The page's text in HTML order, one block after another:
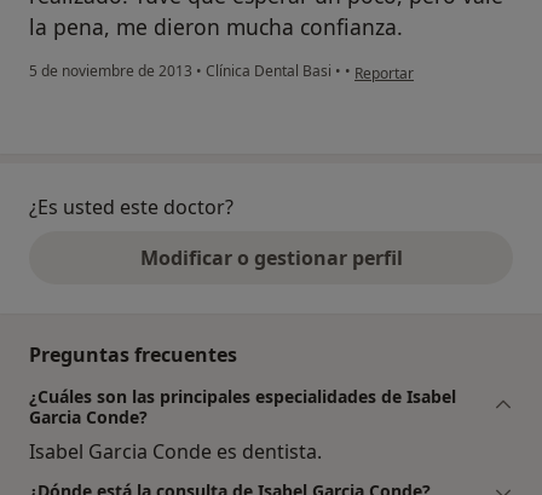
la pena, me dieron mucha confianza.
5 de noviembre de 2013 • Clínica Dental Basi • • en opinión del usuario
Reportar
¿Es usted este doctor?
Modificar o gestionar perfil
Preguntas frecuentes
¿Cuáles son las principales especialidades de Isabel
Garcia Conde?
Isabel Garcia Conde es dentista.